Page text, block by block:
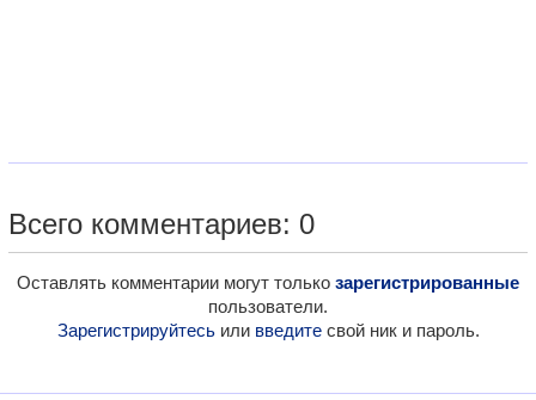
Всего комментариев: 0
Оставлять комментарии могут только зарегистрированные
пользователи.
Зарегистрируйтесьили введитесвой ник и пароль.